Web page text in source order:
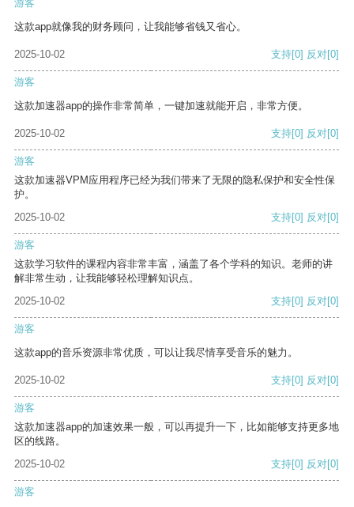
游客
这款app就像我的财务顾问，让我能够省钱又省心。
2025-10-02 支持[0] 反对[0]
游客
这款加速器app的操作非常简单，一键加速就能开启，非常方便。
2025-10-02 支持[0] 反对[0]
游客
这款加速器VPM应用程序已经为我们带来了无限的隐私保护和安全性保
护。
2025-10-02
支持[0] 反对[0]
游客
这款学习软件的课程内容非常丰富，涵盖了各个学科的知识。老师的讲
解非常生动，让我能够轻松理解知识点。
2025-10-02
支持[0] 反对[0]
游客
这款app的音乐资源非常优质，可以让我尽情享受音乐的魅力。
2025-10-02 支持[0] 反对[0]
游客
这款加速器app的加速效果一般，可以再提升一下，比如能够支持更多地
区的线路。
2025-10-02
支持[0] 反对[0]
游客